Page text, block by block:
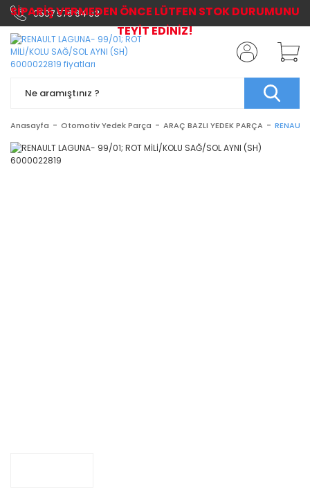
0507 576 64 03
Anasayfa Otomotiv Yedek Parça ARAÇ BAZLI YEDEK PARÇA
SİPARİŞ VERMEDEN ÖNCE LÜTFEN STOK DURUMUNU
TEYİT EDİNİZ!